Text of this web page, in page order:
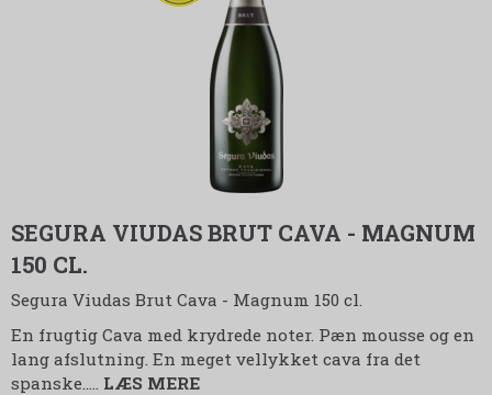
SEGURA VIUDAS BRUT CAVA - MAGNUM
150 CL.
Segura Viudas Brut Cava - Magnum 150 cl.
En frugtig Cava med krydrede noter. Pæn mousse og en
lang afslutning. En meget vellykket cava fra det
spanske..… LÆS MERE